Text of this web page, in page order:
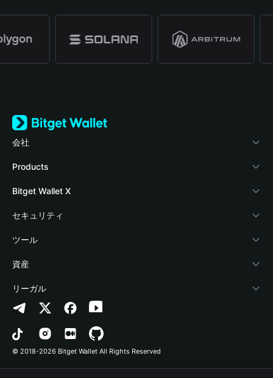
会社
Bitget Walletについて
ブログ
アカデミー
暗号資産ニュース
Help Center
お問い合わせ
ブランドリソース
キャリア
Products
Crypto Card
Stablecoin Earn
Payfi Crypto
Crypto Swap API
Altcoin Season Index
Prediction Markets
DApp
Bitget Wallet X
デベロッパー
ウォレットを接続
Bitget Wallet Pay
プロジェクトを掲載
セキュリティ
保護基金
セキュリティ技術
ツール
暗号資産を購入
認証検出
コントラクト検出
一括送金
資産
Arbitrum
Avalanche
Bitcoin
リーガル
プライバシーポリシー
利用規約
© 2018-2026 Bitget Wallet All Rights Reserved